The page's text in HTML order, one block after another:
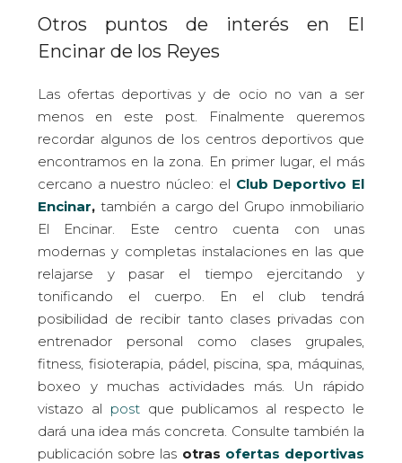
Otros puntos de interés en El
Encinar de los Reyes
Las ofertas deportivas y de ocio no van a ser
menos en este post. Finalmente queremos
recordar algunos de los centros deportivos que
encontramos en la zona. En primer lugar, el más
cercano a nuestro núcleo: el Club Deportivo El
Encinar, también a cargo del Grupo inmobiliario
El Encinar. Este centro cuenta con unas
modernas y completas instalaciones en las que
relajarse y pasar el tiempo ejercitando y
tonificando el cuerpo. En el club tendrá
posibilidad de recibir tanto clases privadas con
entrenador personal como clases grupales,
fitness, fisioterapia, pádel, piscina, spa, máquinas,
boxeo y muchas actividades más. Un rápido
vistazo al post que publicamos al respecto le
dará una idea más concreta. Consulte también la
publicación sobre las otras ofertas deportivas